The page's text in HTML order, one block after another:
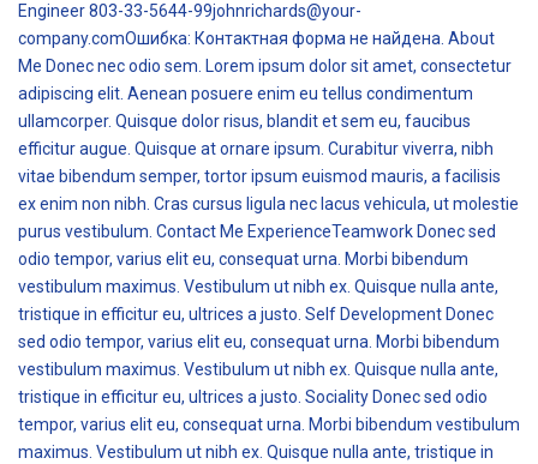
Engineer 803-33-5644-99johnrichards@your-
company.comОшибка: Контактная форма не найдена. About
Me Donec nec odio sem. Lorem ipsum dolor sit amet, consectetur
adipiscing elit. Aenean posuere enim eu tellus condimentum
ullamcorper. Quisque dolor risus, blandit et sem eu, faucibus
efficitur augue. Quisque at ornare ipsum. Curabitur viverra, nibh
vitae bibendum semper, tortor ipsum euismod mauris, a facilisis
ex enim non nibh. Cras cursus ligula nec lacus vehicula, ut molestie
purus vestibulum. Contact Me ExperienceTeamwork Donec sed
odio tempor, varius elit eu, consequat urna. Morbi bibendum
vestibulum maximus. Vestibulum ut nibh ex. Quisque nulla ante,
tristique in efficitur eu, ultrices a justo. Self Development Donec
sed odio tempor, varius elit eu, consequat urna. Morbi bibendum
vestibulum maximus. Vestibulum ut nibh ex. Quisque nulla ante,
tristique in efficitur eu, ultrices a justo. Sociality Donec sed odio
tempor, varius elit eu, consequat urna. Morbi bibendum vestibulum
maximus. Vestibulum ut nibh ex. Quisque nulla ante, tristique in